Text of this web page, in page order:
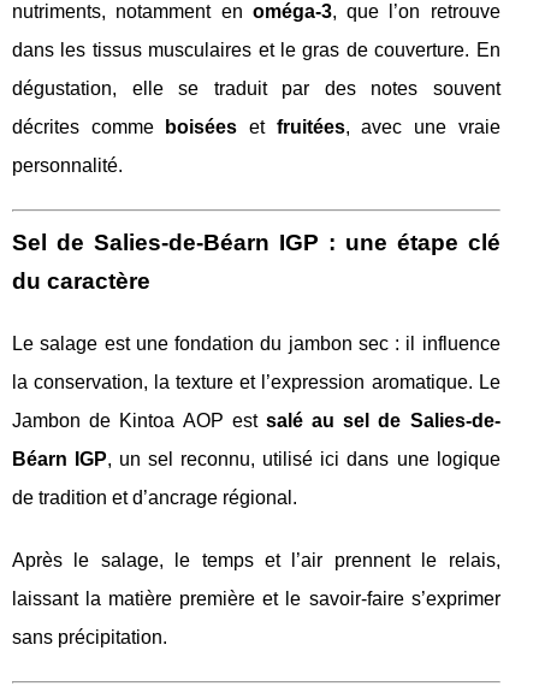
nutriments, notamment en oméga-3, que l’on retrouve
dans les tissus musculaires et le gras de couverture. En
dégustation, elle se traduit par des notes souvent
décrites comme
boisées et fruitées, avec une vraie
personnalité.
Sel de Salies-de-Béarn IGP : une étape clé
du caractère
Le salage est une fondation du jambon sec : il influence
la conservation, la texture et l’expression aromatique. Le
Jambon de Kintoa AOP est salé au sel de Salies-de-
Béarn IGP, un sel reconnu, utilisé ici dans une logique
de tradition et d’ancrage régional.
Après le salage, le temps et l’air prennent le relais,
laissant la matière première et le savoir-faire s’exprimer
sans précipitation.